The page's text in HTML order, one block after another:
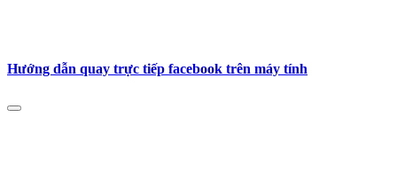
Hướng dẫn quay trực tiếp facebook trên máy tính